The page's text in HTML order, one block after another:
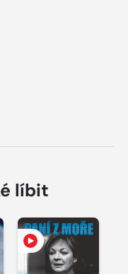
líbit